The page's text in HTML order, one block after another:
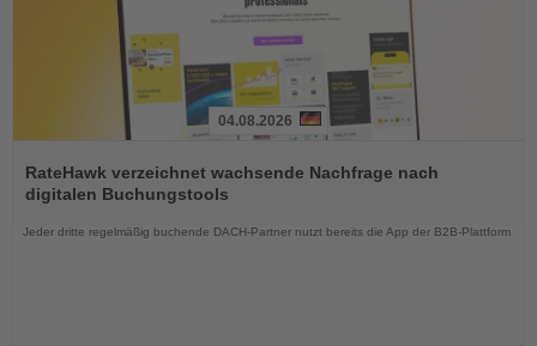
Sie
die
Nachrichten
04.08.2026
RateHawk verzeichnet wachsende Nachfrage nach
digitalen Buchungstools
Jeder dritte regelmäßig buchende DACH-Partner nutzt bereits die App der B2B-Plattform